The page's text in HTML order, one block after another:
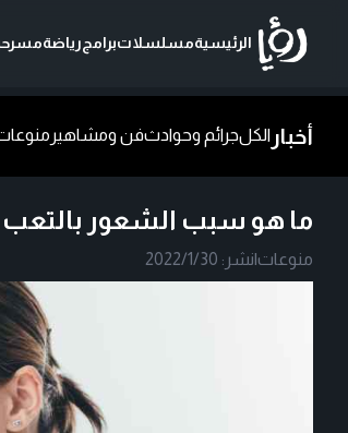
الرئيسيةمسلسلاتبرامجرياضة
أخبار الكلجرائم وحوادثفن ومشاهير
ما هو سبب الشعور بالتعب
منوعات|نشر: 2022/1/30